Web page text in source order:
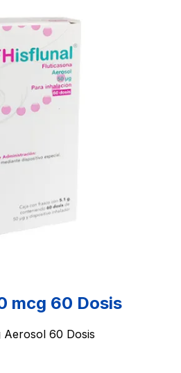
mcg 60 Dosis
Aerosol 60 Dosis